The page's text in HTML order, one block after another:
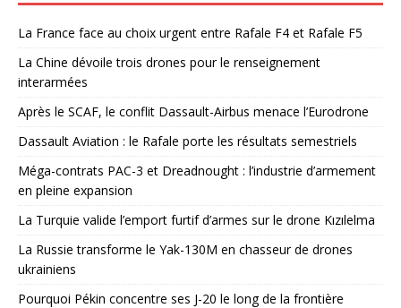
La France face au choix urgent entre Rafale F4 et Rafale F5
La Chine dévoile trois drones pour le renseignement
interarmées
Après le SCAF, le conflit Dassault-Airbus menace l’Eurodrone
Dassault Aviation : le Rafale porte les résultats semestriels
Méga-contrats PAC-3 et Dreadnought : l’industrie d’armement
en pleine expansion
La Turquie valide l’emport furtif d’armes sur le drone Kızılelma
La Russie transforme le Yak-130M en chasseur de drones
ukrainiens
Pourquoi Pékin concentre ses J-20 le long de la frontière